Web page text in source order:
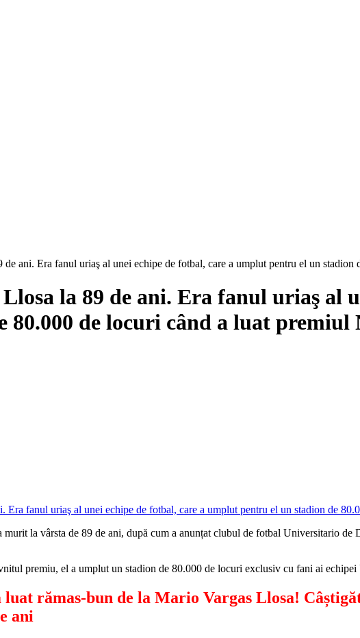
ani. Era fanul uriaş al unei echipe de fotbal, care a umplut pentru el un
la 89 de ani. Era fanul uriaş al
80.000 de locuri când a luat
la vârsta de 89 de ani, după cum a anunțat clubul de fotbal Universitario
premiu, el a umplut un stadion de 80.000 de locuri exclusiv cu fani ai
luat rămas-bun de la Mario Vargas Llosa!
ani